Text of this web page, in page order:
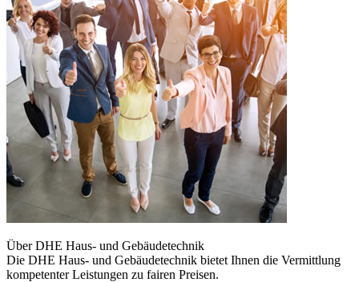
Über DHE Haus- und Gebäudetechnik
Die DHE Haus- und Gebäudetechnik bietet Ihnen die Vermittlung
kompetenter Leistungen zu fairen Preisen.